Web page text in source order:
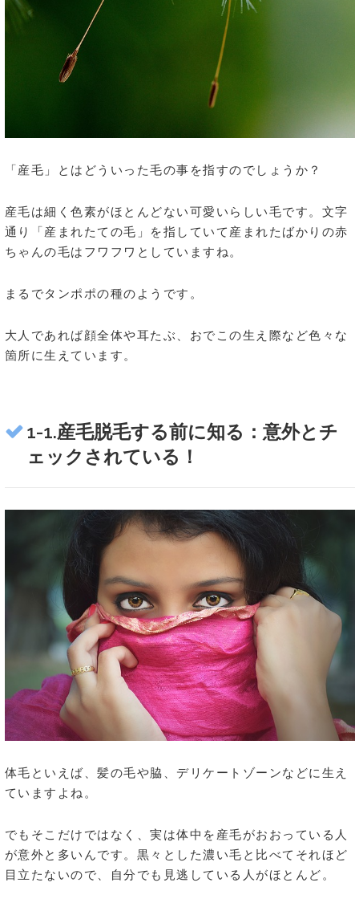
「産毛」とはどういった毛の事を指すのでしょうか？
産毛は細く色素がほとんどない可愛いらしい毛です。文字
通り「産まれたての毛」を指していて産まれたばかりの赤
ちゃんの毛はフワフワとしていますね。
まるでタンポポの種のようです。
大人であれば顔全体や耳たぶ、おでこの生え際など色々な
箇所に生えています。
1-1.産毛脱毛する前に知る：意外とチ
ェックされている！
体毛といえば、髪の毛や脇、デリケートゾーンなどに生え
ていますよね。
でもそこだけではなく、実は体中を産毛がおおっている人
が意外と多いんです。黒々とした濃い毛と比べてそれほど
目立たないので、自分でも見逃している人がほとんど。